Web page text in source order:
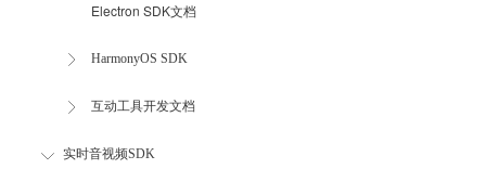
Electron SDK文档
HarmonyOS SDK
互动工具开发文档
实时音视频SDK